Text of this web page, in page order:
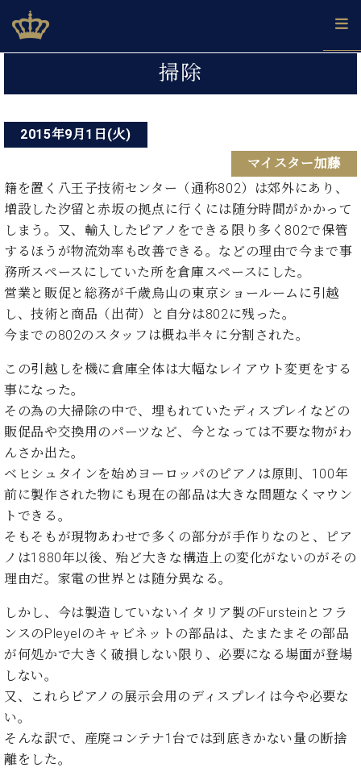
to
content
ベヒシュタインジャパン公式サイト
BECHSTEIN JAPAN Official Site
ベ
ヒ
ュ
タ
イ
ン
コ
ン
サ
ト /
C.
ヒ
ュ
タ
レ
ジ
ン
ス
C.
ベ
ヒ
タ
ン
コ
示
ピ
ア
ノ
技
ベ
シ
ュ
イ
ン
の
グ
ラ
ン
ド
ア
を
作
こ
と
音
色
と
タ
チ
ベ
ヒ
ュ
タ
イ
ン・
ジ
ャ
パ
ヒ
シ
ュ
タ
イ
の
秘
密
ド
ツ
の
器
ベ
ヒ
シ
ュ
タ
イ
ラ
ン
ド
ヒ
ス
ト
リ
ー
音
楽
家
の
声
ベ
シ
ュ
タ
イ
ュ
ス・
イ
ベ
ン
ト
メ
マ
ガ
員
登
録
ご
案
内
各
店
か
ら
の
お
知
ら
せ
(入
荷
情
等)
プ
レ
リ
リ
ー
ス
(お
知
ら
正
規
ベ
シ
ュ
イ
ン
演
奏
し
た
い！
び
録
音
し
た
い！
と
い
う
方
は、
お
く
の
直
営
店
舗
ま
で
オンライン試弾
企
情
報
採
用
情
報
ベ
ュ
ン・
サ
ロ
ン
会
ヒ
シ
ュ
イ
ン・
ジ
ャ
ン
ブ
ロ
グ
掃除
2015年9月1日(火)
マイスター加藤
籍を置く八王子技術センター（通称802）は郊外にあり、
増設した汐留と赤坂の拠点に行くには随分時間がかかって
しまう。又、輸入したピアノをできる限り多く802で保管
するほうが物流効率も改善できる。などの理由で今まで事
務所スペースにしていた所を倉庫スペースにした。
営業と販促と総務が千歳烏山の東京ショールームに引越
し、技術と商品（出荷）と自分は802に残った。
今までの802のスタッフは概ね半々に分割された。
この引越しを機に倉庫全体は大幅なレイアウト変更をする
事になった。
その為の大掃除の中で、埋もれていたディスプレイなどの
販促品や交換用のパーツなど、今となっては不要な物がわ
んさか出た。
ベヒシュタインを始めヨーロッパのピアノは原則、100年
前に製作された物にも現在の部品は大きな問題なくマウン
トできる。
そもそもが現物あわせで多くの部分が手作りなのと、ピア
ノは1880年以後、殆ど大きな構造上の変化がないのがその
理由だ。家電の世界とは随分異なる。
しかし、今は製造していないイタリア製のFursteinとフラ
ンスのPleyelのキャビネットの部品は、たまたまその部品
が何処かで大きく破損しない限り、必要になる場面が登場
しない。
又、これらピアノの展示会用のディスプレイは今や必要な
い。
そんな訳で、産廃コンテナ1台では到底きかない量の断捨
離をした。
稿
ナ
ビ
ー
シ
ョ
ン